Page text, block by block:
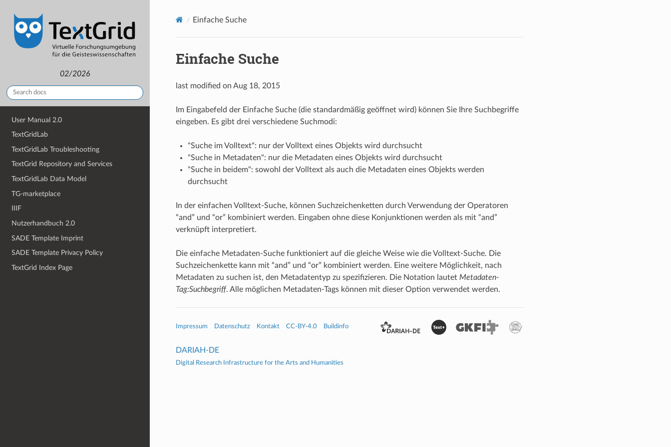
02/2026
User Manual 2.0
TextGridLab
TextGridLab Troubleshooting
TextGrid Repository and Services
TextGridLab Data Model
TG-marketplace
IIIF
Nutzerhandbuch 2.0
SADE Template Imprint
SADE Template Privacy Policy
TextGrid Index Page
Einfache Suche
Einfache Suche
last modified on Aug 18, 2015
Im Eingabefeld der Einfache Suche (die standardmäßig geöffnet wird) können Sie Ihre Suchbegriffe
eingeben. Es gibt drei verschiedene Suchmodi:
"Suche im Volltext": nur der Volltext eines Objekts wird durchsucht
"Suche in Metadaten": nur die Metadaten eines Objekts wird durchsucht
"Suche in beidem": sowohl der Volltext als auch die Metadaten eines Objekts werden
durchsucht
In der einfachen Volltext-Suche, können Suchzeichenketten durch Verwendung der Operatoren
“and” und “or” kombiniert werden. Eingaben ohne diese Konjunktionen werden als mit “and”
verknüpft interpretiert.
Die einfache Metadaten-Suche funktioniert auf die gleiche Weise wie die Volltext-Suche. Die
Suchzeichenkette kann mit “and” und “or” kombiniert werden. Eine weitere Möglichkeit, nach
Metadaten zu suchen ist, den Metadatentyp zu spezifizieren. Die Notation lautet Metadaten-
Tag:Suchbegriff. Alle möglichen Metadaten-Tags können mit dieser Option verwendet werden.
Impressum Datenschutz Kontakt CC-BY-4.0 Buildinfo
DARIAH-DE
Digital Research Infrastructure for the Arts and Humanities